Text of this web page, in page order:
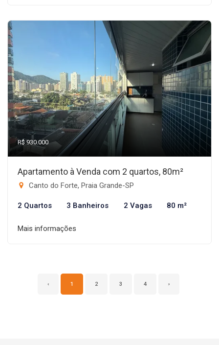
R$ 930.000
Apartamento à Venda com 2 quartos, 80m²
Canto do Forte, Praia Grande-SP
2 Quartos 3 Banheiros 2 Vagas 80 m²
Mais informações
‹ 1 2 3 4 ›